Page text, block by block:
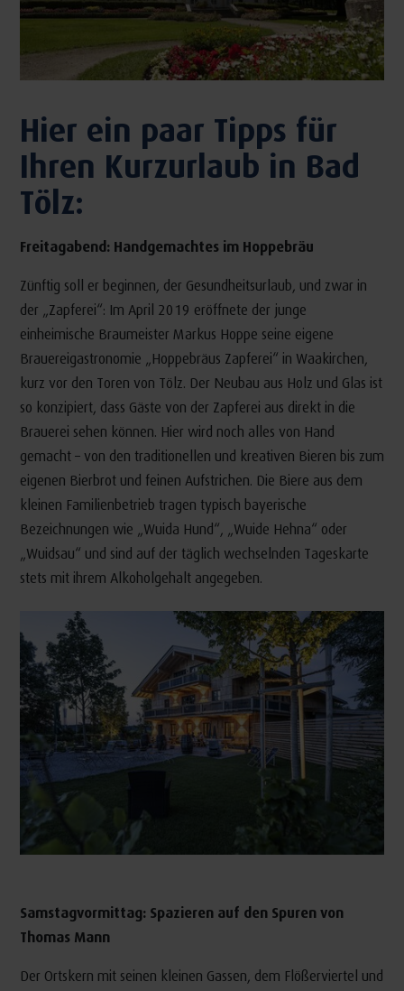
Hier ein paar Tipps für
Ihren Kurzurlaub in Bad
Tölz:
Freitagabend: Handgemachtes im Hoppebräu
Zünftig soll er beginnen, der Gesundheitsurlaub, und zwar in
der „Zapferei“: Im April 2019 eröffnete der junge
einheimische Braumeister Markus Hoppe seine eigene
Brauereigastronomie „Hoppebräus Zapferei“ in Waakirchen,
kurz vor den Toren von Tölz. Der Neubau aus Holz und Glas ist
so konzipiert, dass Gäste von der Zapferei aus direkt in die
Brauerei sehen können. Hier wird noch alles von Hand
gemacht – von den traditionellen und kreativen Bieren bis zum
eigenen Bierbrot und feinen Aufstrichen. Die Biere aus dem
kleinen Familienbetrieb tragen typisch bayerische
Bezeichnungen wie „Wuida Hund“, „Wuide Hehna“ oder
„Wuidsau“ und sind auf der täglich wechselnden Tageskarte
stets mit ihrem Alkoholgehalt angegeben.
Samstagvormittag: Spazieren auf den Spuren von
Thomas Mann
Der Ortskern mit seinen kleinen Gassen, dem Flößerviertel und